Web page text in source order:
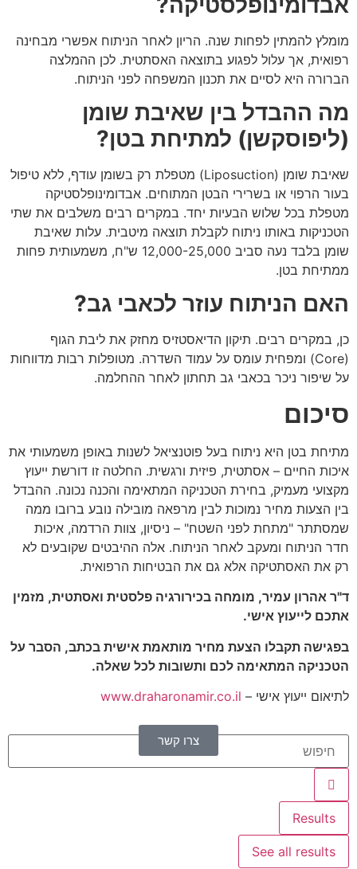
מומלץ להמתין לפחות שנה. הריון לאחר הניתוח אפשרי מבחינה
רפואית, אך עלול לפגוע בתוצאה האסתטית. לכן ההמלצה
הברורה היא לסיים את תכנון המשפחה לפני הניתוח.
מה ההבדל בין שאיבת שומן
(ליפוסקשן) למתיחת בטן?
שאיבת שומן (Liposuction) מטפלת רק בשומן עודף, ללא טיפול
בעור הרפוי או בשרירי הבטן המתוחים. אבדומינופלסטיקה
מטפלת בכל שלוש הבעיות יחד. במקרים רבים משלבים את שתי
הטכניקות באותו ניתוח לקבלת תוצאה מיטבית. עלות שאיבת
שומן בלבד נעה סביב 12,000-25,000 ש"ח, משמעותית פחות
ממתיחת בטן.
האם הניתוח עוזר לכאבי גב?
כן, במקרים רבים. תיקון הדיאסטזיס מחזק את ליבת הגוף
(Core) ומפחית עומס על עמוד השדרה. מטופלות רבות מדווחות
על שיפור ניכר בכאבי גב תחתון לאחר ההחלמה.
סיכום
מתיחת בטן היא ניתוח בעל פוטנציאל לשנות באופן משמעותי את
איכות החיים – אסתטית, פיזית ורגשית. החלטה זו דורשת ייעוץ
מקצועי מעמיק, בחירת הטכניקה המתאימה והכנה נכונה. ההבדל
בין הצעות מחיר נמוכות לבין מרפאה מובילה נובע ברובו ממה
שמסתתר "מתחת לפני השטח" – ניסיון, צוות הרדמה, איכות
חדר הניתוח ומעקב לאחר הניתוח. אלה ההיבטים שקובעים לא
רק את האסתטיקה אלא גם את הבטיחות הרפואית.
ד"ר אהרון עמיר, מומחה בכירורגיה פלסטית ואסתטית, מזמין
אתכם לייעוץ אישי.
בפגישה תקבלו הצעת מחיר מותאמת אישית בכתב, הסבר על
הטכניקה המתאימה לכם ותשובות לכל שאלה.
לתיאום ייעוץ אישי – www.draharonamir.co.il
צרו קשר
Results
See all results